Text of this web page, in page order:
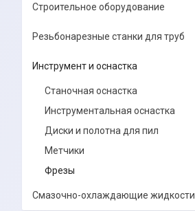
Строительное оборудование
Резьбонарезные станки для труб
Инструмент и оснастка
Станочная оснастка
Инструментальная оснастка
Диски и полотна для пил
Метчики
Фрезы
Смазочно-охлаждающие жидкости